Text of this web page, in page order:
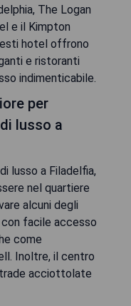
The Logan
e il Kimpton
hotel offrono
e ristoranti
indimenticabile.
per
lusso a
lusso a Filadelfia,
nel quartiere
alcuni degli
facile accesso
come
Inoltre, il centro
acciottolate